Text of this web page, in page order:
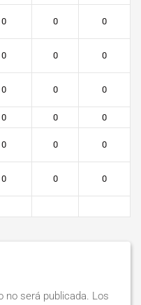
0 0 0
0 0 0
0 0 0
0 0
0
0 0 0
0 0 0
no será publicada. Los